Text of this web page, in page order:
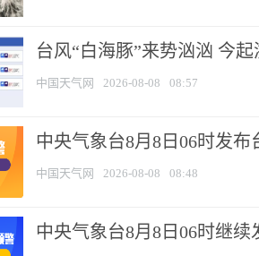
台风“白海豚”来势汹汹 今
中国天气网 2026-08-08 08:57
中央气象台8月8日06时发布
中国天气网 2026-08-08 08:48
中央气象台8月8日06时继